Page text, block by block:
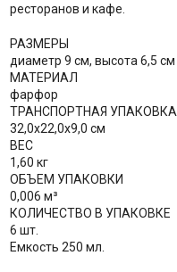
ресторанов и кафе.
РАЗМЕРЫ
диаметр 9 см, высота 6,5 см
МАТЕРИАЛ
фарфор
ТРАНСПОРТНАЯ УПАКОВКА
32,0x22,0x9,0 см
ВЕС
1,60 кг
ОБЪЕМ УПАКОВКИ
0,006 м³
КОЛИЧЕСТВО В УПАКОВКЕ
6 шт.
Емкость 250 мл.